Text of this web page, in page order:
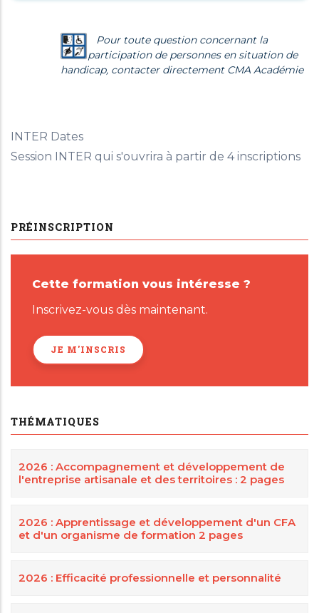
Pour toute question concernant la
participation de personnes en situation de
handicap, contacter directement CMA Académie
INTER Dates
Session INTER qui s'ouvrira à partir de 4 inscriptions
PRÉINSCRIPTION
Cette formation vous intéresse ?
Inscrivez-vous dès maintenant.
JE M'INSCRIS
THÉMATIQUES
2026 : Accompagnement et développement de
l'entreprise artisanale et des territoires : 2 pages
2026 : Apprentissage et développement d'un CFA
et d'un organisme de formation 2 pages
2026 : Efficacité professionnelle et personnalité